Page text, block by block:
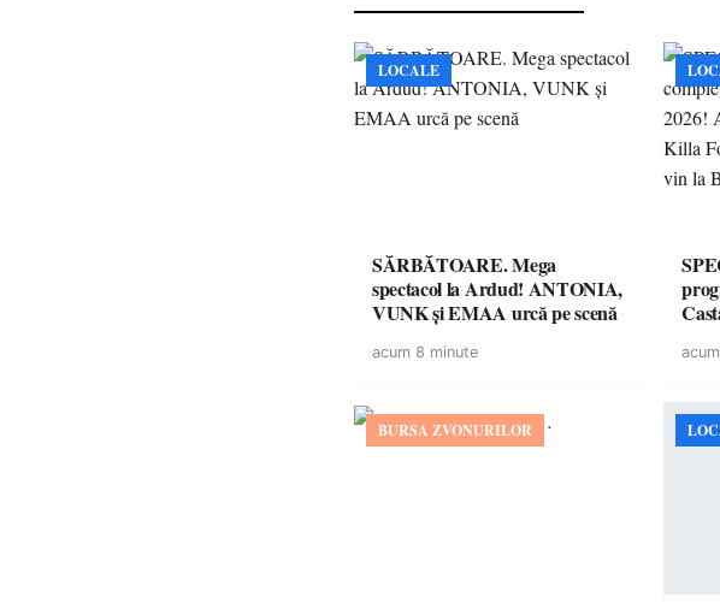
LOCALE
SĂRBĂTOARE. Mega
spectacol la Ardud! ANTONIA,
VUNK și EMAA urcă pe scenă
acum 8 minute
BURSA ZVONURILOR